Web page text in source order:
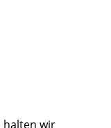
halten wir